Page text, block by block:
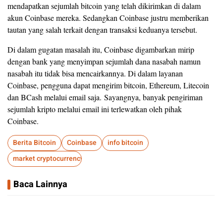
mendapatkan sejumlah bitcoin yang telah dikirimkan di dalam
akun Coinbase mereka. Sedangkan Coinbase justru memberikan
tautan yang salah terkait dengan transaksi keduanya tersebut.
Di dalam gugatan masalah itu, Coinbase digambarkan mirip
dengan bank yang menyimpan sejumlah dana nasabah namun
nasabah itu tidak bisa mencairkannya. Di dalam layanan
Coinbase, pengguna dapat mengirim bitcoin, Ethereum, Litecoin
dan BCash melalui email saja. Sayangnya, banyak pengiriman
sejumlah kripto melalui email ini terlewatkan oleh pihak
Coinbase.
Berita Bitcoin Coinbase
info bitcoin
market cryptocurrency
Baca Lainnya